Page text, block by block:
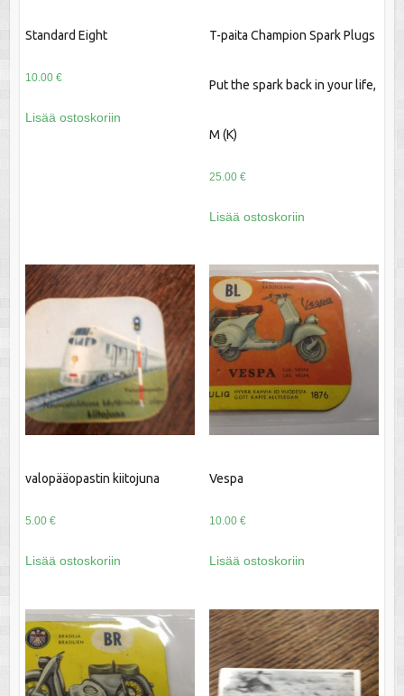
Standard Eight
10.00 €
Lisää ostoskoriin
T-paita Champion Spark Plugs
Put the spark back in your life,
M (K)
25.00 €
Lisää ostoskoriin
valopääopastin kiitojuna
5.00 €
Lisää ostoskoriin
Vespa
10.00 €
Lisää ostoskoriin